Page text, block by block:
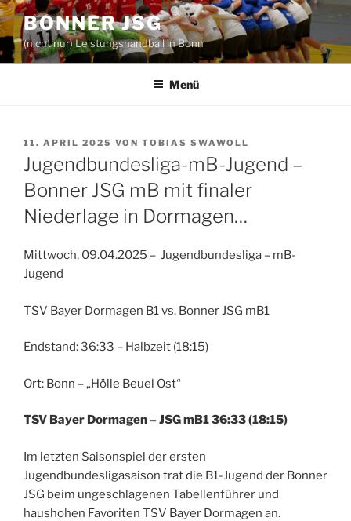
Zum
Inhalt
springen
BONNER JSG
(nicht nur) Leistungshandball in Bonn
Menü
VERÖFFENTLICHT
AM
11. APRIL 2025 VON TOBIAS SWAWOLL
Jugendbundesliga-mB-Jugend –
Bonner JSG mB mit finaler
Niederlage in Dormagen…
Mittwoch, 09.04.2025 – Jugendbundesliga – mB-
Jugend
TSV Bayer Dormagen B1 vs. Bonner JSG mB1
Endstand: 36:33 – Halbzeit (18:15)
Ort: Bonn – „Hölle Beuel Ost“
TSV Bayer Dormagen – JSG mB1 36:33 (18:15)
Im letzten Saisonspiel der ersten
Jugendbundesligasaison trat die B1-Jugend der Bonner
JSG beim ungeschlagenen Tabellenführer und
haushohen Favoriten TSV Bayer Dormagen an.